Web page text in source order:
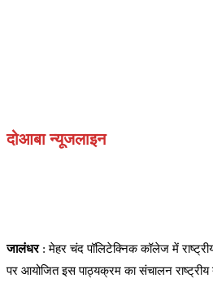
दोआबा न्यूजलाइन
जालंधर: मेहर चंद पॉलिटेक्निक कॉलेज में
पर आयोजित इस पाठ्यक्रम का संचालन